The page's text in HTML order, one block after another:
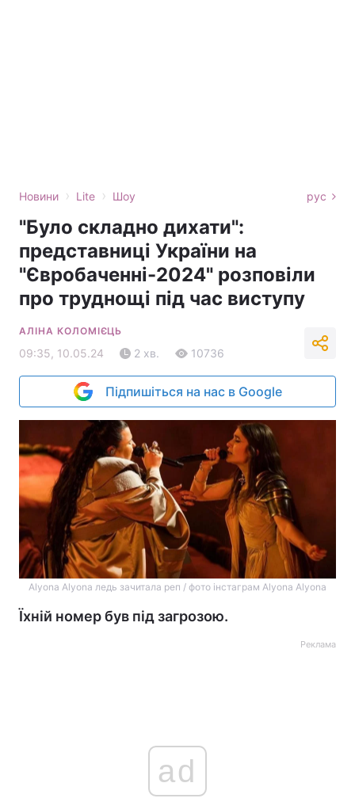
Новини › Lite › Шоу рус
"Було складно дихати":
представниці України на
"Євробаченні-2024" розповіли
про труднощі під час виступу
АЛІНА КОЛОМІЄЦЬ
09:35, 10.05.24 2 хв. 10736
Підпишіться на нас в Google
Аlyona Аlyona ледь зачитала реп / фото інстаграм Аlyona Аlyona
Їхній номер був під загрозою.
Реклама
ad